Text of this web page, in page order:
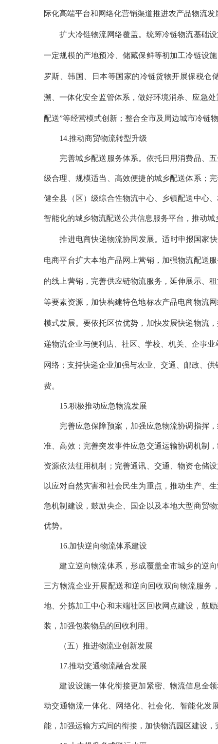
际化高端平台和网络化营销渠道推进农产品物流
扩大冷链物流网络覆盖。统筹冷链物流基础设
一定规模的产地预冷、储藏保鲜等初加工冷链设
罗斯、韩国、日本等国家的冷链货物开展保税仓
溯、一体化安全监管体系，做好环境消杀、应急
配送”等经营模式创新；整合全市及周边城市冷链
14.推动商贸物流转型升级
完善城乡配送服务体系。依托日用消费品、五
级合理、规模适当、高效便捷的城乡配送体系；
健全县（区）级综合性物流中心、乡镇配送中心
智能化的城乡物流配送公共信息服务平台，推动
推进电商快递物流协同发展。适时申报国家快
电商平台扩大本地产品网上营销，加强物流配送
的线上营销，完善供应链物流服务，延伸展示、
等要素资源，加快构建特色地标农产品电商物流
模式发展。要依托区位优势，加快发展快递物流
递物流企业与便利店、社区、学校、机关、企事
网络；支持快递企业加强与农业、交通、邮政、
费。
15.积极推动应急物流发展
完善应急保障预案，加强应急物流协调指挥，
准、高效；完善突发事件应急交通运输协调机制
资源依法征用机制；完善通讯、交通、物资仓储
以应对自然灾害和社会民生为重点，推动生产、
急机制建设，鼓励央企、国企以及本地大型商贸
优势。
16.加快逆向物流体系建设
建立逆向物流体系，形成覆盖全市城乡的逆向
三方物流企业开展配送和逆向回收双向物流服务
地、分拣加工中心和末端社区回收网点建设，鼓
装，加强包装物品的回收利用。
（五）推进物流业创新发展
17.推动交通物流融合发展
建设设施一体化衔接更加紧密、物流信息全领
动交通物流一体化、网络化、社会化、智能化发
能，加强运输方式间的衔接，加快物流园区建设